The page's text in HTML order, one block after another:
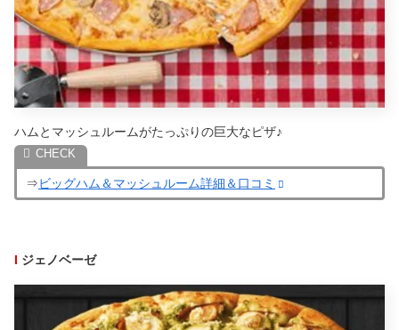
ハムとマッシュルームがたっぷりの巨大なピザ♪
⇒ビッグハム＆マッシュルーム詳細＆口コミ
I ジェノベーゼ